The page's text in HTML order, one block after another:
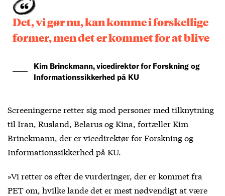
Det, vi gør nu, kan komme i forskellige
former, men det er kommet for at blive
Kim Brinckmann, vicedirektør for Forskning og
Informationssikkerhed på KU
Screeningerne retter sig mod personer med tilknytning
til Iran, Rusland, Belarus og Kina, fortæller Kim
Brinckmann, der er vicedirektør for Forskning og
Informationssikkerhed på KU.
»Vi retter os efter de vurderinger, der er kommet fra
PET om, hvilke lande det er mest nødvendigt at være